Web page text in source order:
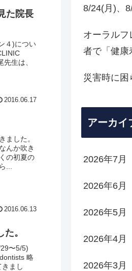
た院長
４)につい
生は、
2016.06.17
ました。
んか吹き
の初夏の
...
2016.06.13
。
〜5/5)
略
まし
8/24(月)、
オーラルフ
者で「健康
災害時に困
アーカイ
2026年7月
2026年6月
2026年5月
2026年4月
2026年3月